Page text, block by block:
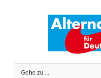
Gehe zu ...